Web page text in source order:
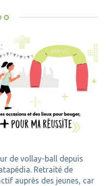
de vollay-ball depuis
Retraité de
auprès des jeunes, car